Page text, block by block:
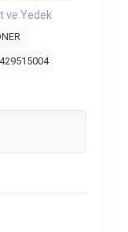
ve Yedek